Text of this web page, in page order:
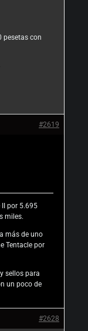
pesetas con
#2619
por 5.695
miles.
más de uno
Tentacle por
sellos para
un poco de
#2628